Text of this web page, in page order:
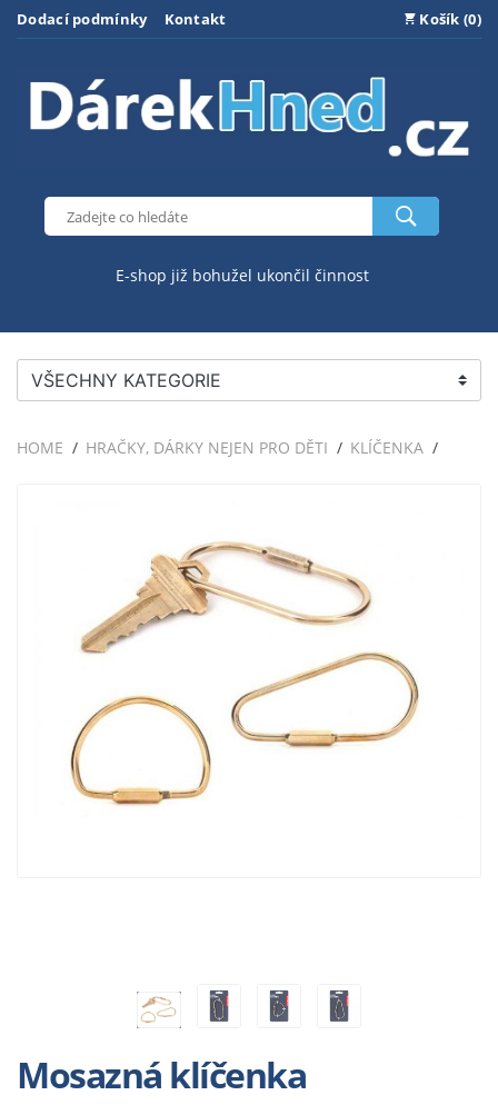
Dodací podmínky Kontakt Košík (0)
E-shop již bohužel ukončil činnost
VŠECHNY KATEGORIE
HOME HRAČKY, DÁRKY NEJEN PRO DĚTI KLÍČENKA
Mosazná klíčenka